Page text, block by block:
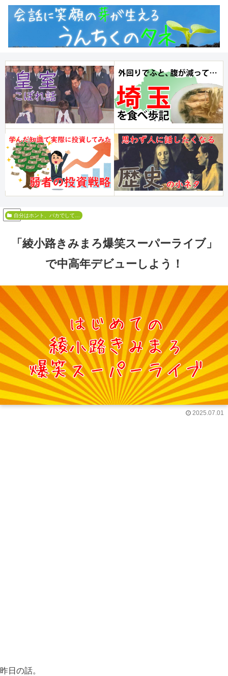
PR
「綾小路きみまろ爆笑スーパーライブ」
で中高年デビューしよう！
2025.07.01
昨日の話。
自分はホント、バカでして…